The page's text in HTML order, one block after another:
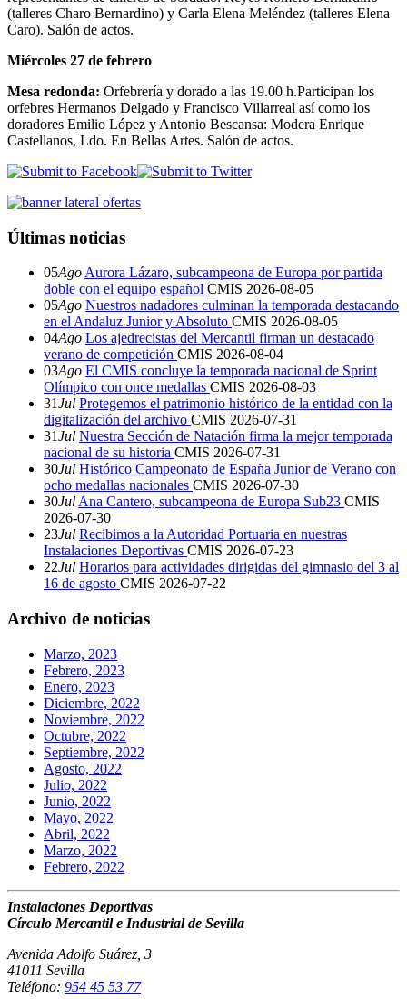
(talleres Charo Bernardino) y Carla Elena Meléndez (talleres Elena
Caro). Salón de actos.
Miércoles 27 de febrero
Mesa redonda: Orfebrería y dorado a las 19.00 h.Participan los
orfebres Hermanos Delgado y Francisco Villarreal así como los
doradores Emilio López y Antonio Bescansa: Modera Enrique
Castellanos, Ldo. En Bellas Artes. Salón de actos.
Últimas noticias
05Ago Aurora Lázaro, subcampeona de Europa por partida
doble con el equipo español CMIS 2026-08-05
05Ago Nuestros nadadores culminan la temporada destacando
en el Andaluz Junior y Absoluto CMIS 2026-08-05
04Ago Los ajedrecistas del Mercantil firman un destacado
verano de competición CMIS 2026-08-04
03Ago El CMIS concluye la temporada nacional de Sprint
Olímpico con once medallas CMIS 2026-08-03
31Jul Protegemos el patrimonio histórico de la entidad con la
digitalización del archivo CMIS 2026-07-31
31Jul Nuestra Sección de Natación firma la mejor temporada
nacional de su historia CMIS 2026-07-31
30Jul Histórico Campeonato de España Junior de Verano con
ocho medallas nacionales CMIS 2026-07-30
30Jul Ana Cantero, subcampeona de Europa Sub23 CMIS
2026-07-30
23Jul Recibimos a la Autoridad Portuaria en nuestras
Instalaciones Deportivas CMIS 2026-07-23
22Jul Horarios para actividades dirigidas del gimnasio del 3 al
16 de agosto CMIS 2026-07-22
Archivo de noticias
Marzo, 2023
Febrero, 2023
Enero, 2023
Diciembre, 2022
Noviembre, 2022
Octubre, 2022
Septiembre, 2022
Agosto, 2022
Julio, 2022
Junio, 2022
Mayo, 2022
Abril, 2022
Marzo, 2022
Febrero, 2022
Instalaciones Deportivas
Círculo Mercantil e Industrial de Sevilla
Avenida Adolfo Suárez, 3
41011 Sevilla
Teléfono: 954 45 53 77